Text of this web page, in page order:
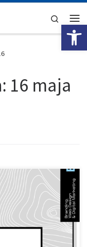
Search
16 maja
etapu ITT w
przystawki na
pojawił się w
wyścigu. Korekcie
pierwsze ze